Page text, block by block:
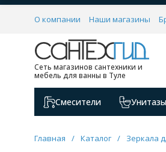
О компании Наши магазины
Сеть магазинов сантехники и
мебель для ванны в Туле
Смесители Унитазы
Главная / Каталог / Зеркала